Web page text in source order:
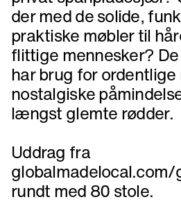
der med de solide,
praktiske møbler til
flittige mennesker?
har brug for ordentlige
nostalgiske
længst glemte rødder.
Uddrag fra
rundt med 80 stole.